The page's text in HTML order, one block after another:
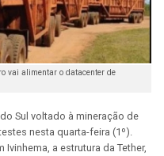
vai alimentar o datacenter de
Sul voltado à mineração de
nesta quarta-feira (1º).
a estrutura da Tether,